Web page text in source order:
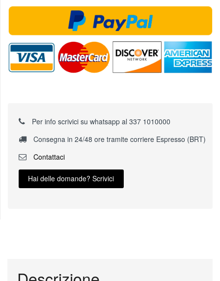
Per info scrivici su whatsapp al 337 1010000
Consegna in 24/48 ore tramite corriere Espresso (BRT)
Contattaci
Hai delle domande? Scrivici